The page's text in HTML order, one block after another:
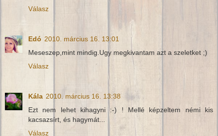
Válasz
Edó 2010. március 16. 13:01
Meseszep,mint mindig.Ugy megkivantam azt a szeletket ;)
Válasz
Kála 2010. március 16. 13:38
Ezt nem lehet kihagyni :-) ! Mellé képzeltem némi kis
kacsazsírt, és hagymát...
Válasz